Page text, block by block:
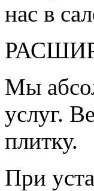
нас в
Мы
услуг.
плитку.
При